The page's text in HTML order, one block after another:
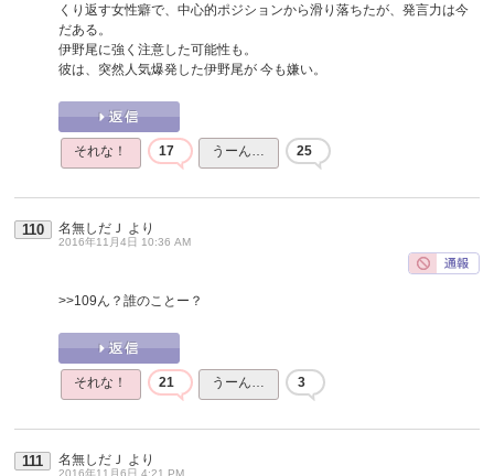
くり返す女性癖で、中心的ポジションから滑り落ちたが、発言力は今
だある。
伊野尾に強く注意した可能性も。
彼は、突然人気爆発した伊野尾が 今も嫌い。
それな！ 17 うーん… 25
110 名無しだＪ より
2016年11月4日 10:36 AM
>>109ん？誰のことー？
それな！ 21 うーん… 3
111 名無しだＪ より
2016年11月6日 4:21 PM